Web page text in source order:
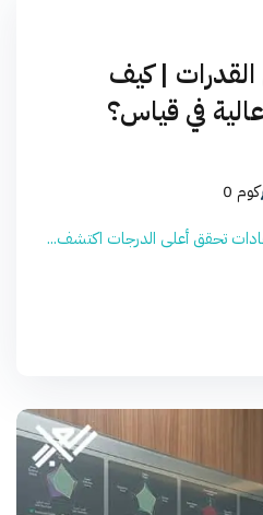
القدرات | كيف
في قياس؟
كوم 0
تحقق أعلى الدرجات اكتشف...